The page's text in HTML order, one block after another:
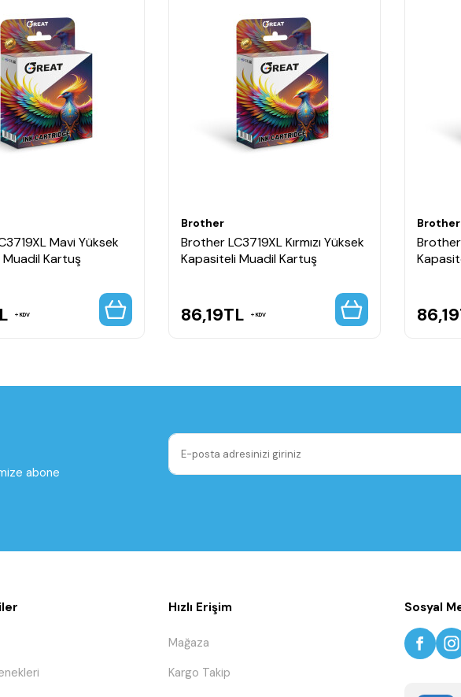
Mavi Yüksek
Kartuş
KDV
Brother
Brother LC3719XL Kırmızı Yüksek
Kapasiteli Muadil Kartuş
86,19TL KDV
Brother
Brother
86,19
abone
Hızlı Erişim
Mağaza
Kargo Takip
Sosyal